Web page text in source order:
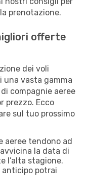
prenotazione.
offerte
dei voli
una vasta gamma
compagnie aeree
prezzo. Ecco
sul tuo prossimo
aeree tendono ad
la data di
l’alta stagione.
potrai